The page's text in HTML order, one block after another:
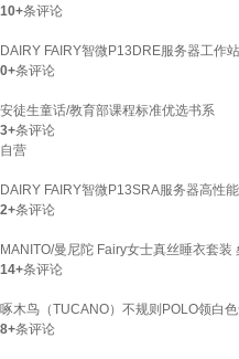
10+条评论
DAIRY FAIRY智微P13DRE服务器工作
0+条评论
安徒生童话/教育部课程标准优选书系
3+条评论
自营
DAIRY FAIRY智微P13SRA服务器高性
2+条评论
MANITO/曼尼陀 Fairy女士真丝睡衣套
14+条评论
啄木鸟（TUCANO）不规则POLO领白
8+条评论